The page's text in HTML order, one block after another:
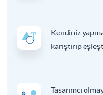
Kendiniz
karıştırıp
Tasarımcı